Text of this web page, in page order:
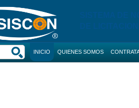
INICIO QUIENES SOMOS